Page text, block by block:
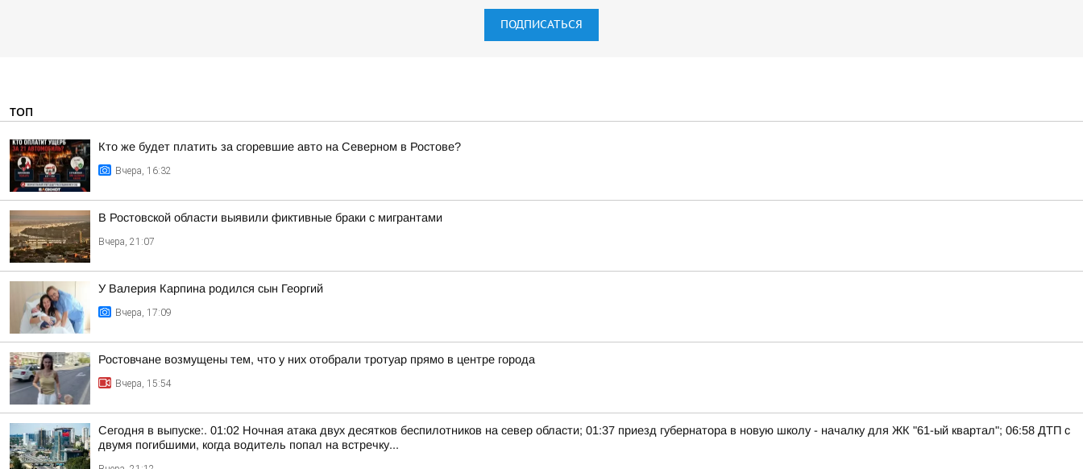
ПОДПИСАТЬСЯ
ТОП
Кто же будет платить за сгоревшие авто на Северном в Ростове?
Вчера, 16:32
В Ростовской области выявили фиктивные браки с мигрантами
Вчера, 21:07
У Валерия Карпина родился сын Георгий
Вчера, 17:09
Ростовчане возмущены тем, что у них отобрали тротуар прямо в центре города
Вчера, 15:54
Сегодня в выпуске:. 01:02 Ночная атака двух десятков беспилотников на север области; 01:37 приезд губернатора в новую школу - началку для ЖК "61-ый квартал"; 06:58 ДТП с
двумя погибшими, когда водитель попал на встречку...